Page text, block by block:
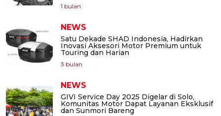
1 bulan
NEWS
Satu Dekade SHAD Indonesia, Hadirkan
Inovasi Aksesori Motor Premium untuk
Touring dan Harian
3 bulan
NEWS
GIVI Service Day 2025 Digelar di Solo,
Komunitas Motor Dapat Layanan Eksklusif
dan Sunmori Bareng